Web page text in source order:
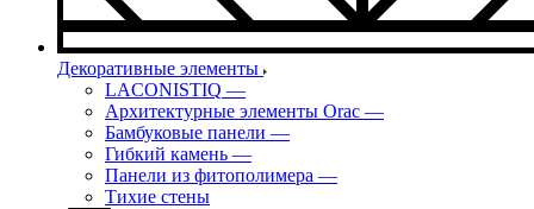
Декоративные элементы
LACONISTIQ —
Архитектурные элементы Orac —
Бамбуковые панели —
Гибкий камень —
Панели из фитополимера —
Тихие стены